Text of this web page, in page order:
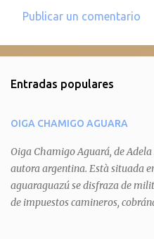
e
t
a
r
i
o
Publicar un comentario
Entradas populares
OIGA CHAMIGO AGUARA
Oiga Chamigo Aguará, de
autora argentina. Està situada
aguaraguazú se disfraza de
de impuestos camineros,